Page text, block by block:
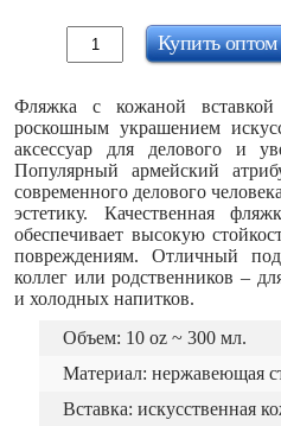
Купить оптом
Фляжка с кожаной
роскошным украшением
аксессуар для делового и
Популярный армейский
современного делового
эстетику. Качественная
обеспечивает высокую
повреждениям. Отличный
коллег или родственников –
и холодных напитков.
Объем: 10 oz ~ 300 мл.
Материал: нержавеющая
Вставка: искусственная